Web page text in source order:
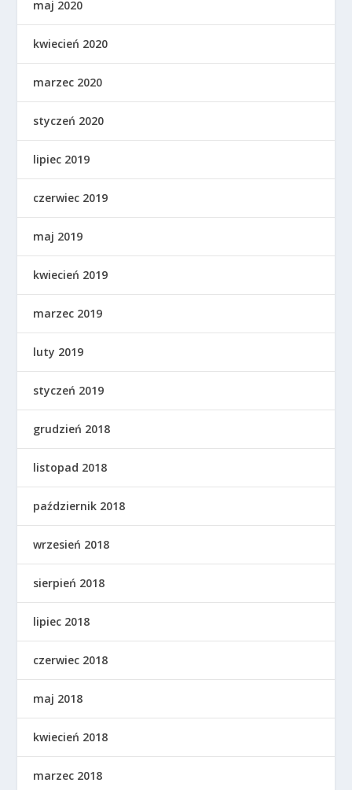
maj 2020
kwiecień 2020
marzec 2020
styczeń 2020
lipiec 2019
czerwiec 2019
maj 2019
kwiecień 2019
marzec 2019
luty 2019
styczeń 2019
grudzień 2018
listopad 2018
październik 2018
wrzesień 2018
sierpień 2018
lipiec 2018
czerwiec 2018
maj 2018
kwiecień 2018
marzec 2018